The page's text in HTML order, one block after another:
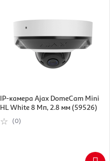
IP-камера Ajax DomeCam Mini
HL White 8 Мп, 2.8 мм (59526)
(0)